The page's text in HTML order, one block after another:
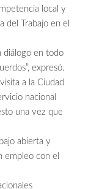
local y
del Trabajo en el
diálogo en todo
expresó.
a la Ciudad
nacional
una vez que
abierta y
empleo con el